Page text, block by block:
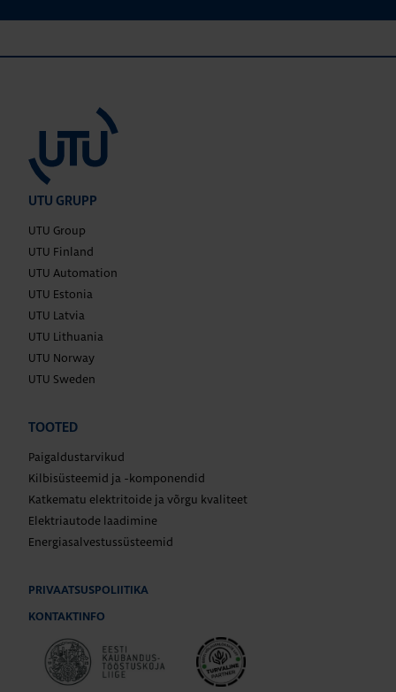
UTU GRUPP
UTU Group
UTU Finland
UTU Automation
UTU Estonia
UTU Latvia
UTU Lithuania
UTU Norway
UTU Sweden
TOOTED
Paigaldustarvikud
Kilbisüsteemid ja -komponendid
Katkematu elektritoide ja võrgu kvaliteet
Elektriautode laadimine
Energiasalvestussüsteemid
PRIVAATSUSPOLIITIKA
KONTAKTINFO